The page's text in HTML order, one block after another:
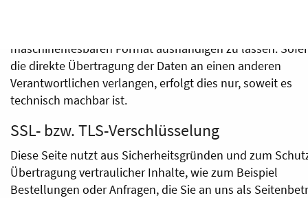
maschinenlesbaren Format aushändigen zu lassen.
die direkte Übertragung der Daten an einen anderen
Verantwortlichen verlangen, erfolgt dies nur, soweit es
technisch machbar ist.
SSL- bzw. TLS-Verschlüsselung
Diese Seite nutzt aus Sicherheitsgründen und zum
Übertragung vertraulicher Inhalte, wie zum Beispiel
Bestellungen oder Anfragen, die Sie an uns als